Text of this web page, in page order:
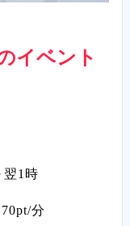
イベント
翌1時
分